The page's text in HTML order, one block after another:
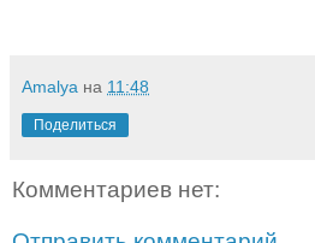
Amalya на 11:48
Поделиться
Комментариев нет: